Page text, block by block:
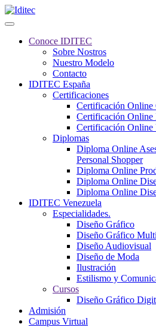
Conoce IDITEC
Sobre Nostros
Nuestro Modelo
Contacto
IDITEC España
Certificaciones
Certificación Online
Certificación
Certificación
Diplomas
Diploma Online
Personal Shopper
Diploma Online
Diploma Online
Diploma Online
IDITEC Venezuela
Especialidades.
Diseño Gráfico
Diseño Gráfico
Diseño Audiovisual
Diseño de Moda
Ilustración
Estilismo y
Cursos
Diseño Gráfico
Admisión
Campus Virtual